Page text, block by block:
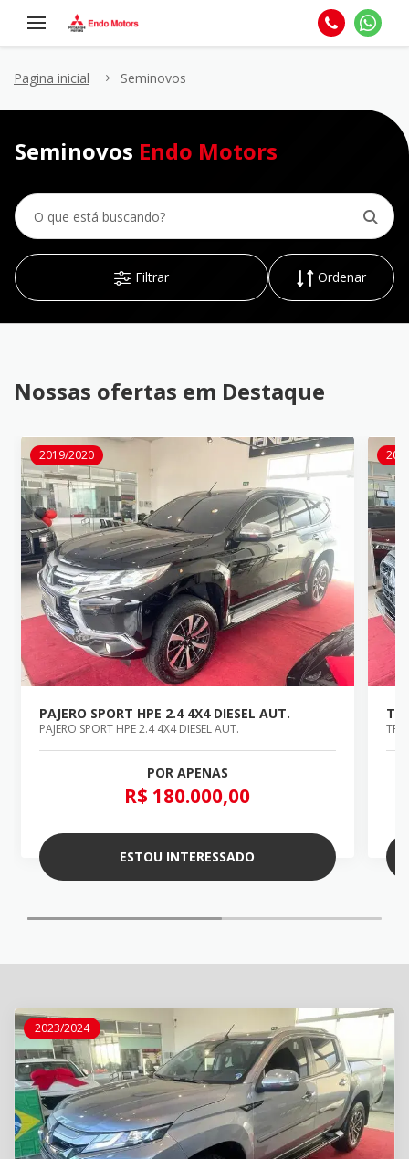
Pagina inicial Seminovos
Seminovos Endo Motors
Filtrar Ordenar
Nossas ofertas em Destaque
2019/2020
PAJERO SPORT HPE 2.4 4X4 DIESEL AUT.
PAJERO SPORT HPE 2.4 4X4 DIESEL AUT.
POR APENAS
R$ 180.000,00
ESTOU INTERESSADO
2023/2024